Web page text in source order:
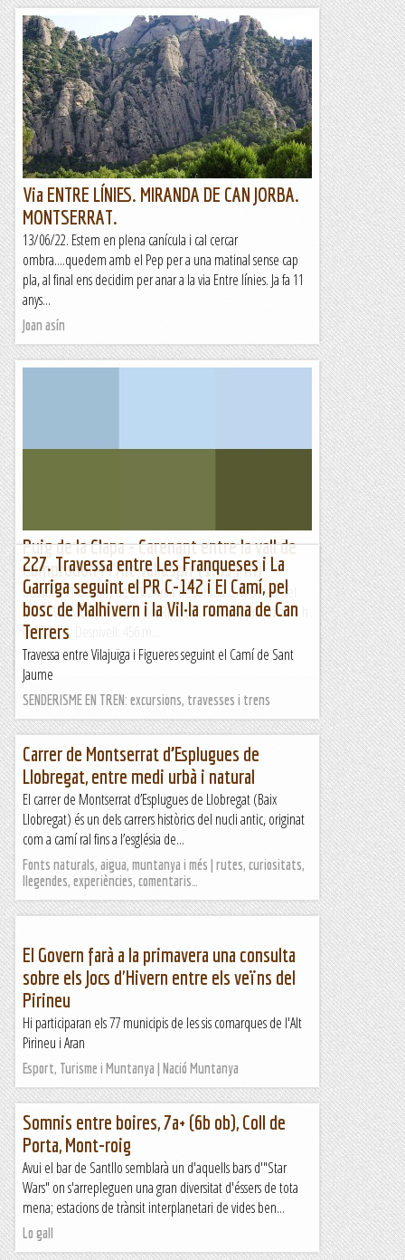
Via ENTRE LÍNIES. MIRANDA DE CAN JORBA.
MONTSERRAT.
13/06/22. Estem en plena canícula i cal cercar
ombra....quedem amb el Pep per a una matinal sense cap
pla, al final ens decidim per anar a la via Entre línies. Ja fa 11
anys...
Joan asín
Puig de la Clapa - Carenant entre la vall de
Camprodon i l'Alt Vallespir (1.654 m)
Dissabte 11 de juny de 2022Hora de sortida: 2/4 de set del
matí. Ubicació: Comarca del Ripollès. Temps aproximat: 4 h
(10,3 km) Desnivell: 456 m...
Maifemcim.cat
227. Travessa entre Les Franqueses i La
Garriga seguint el PR C-142 i El Camí, pel
bosc de Malhivern i la Vil·la romana de Can
Terrers
Travessa entre Vilajuïga i Figueres seguint el Camí de Sant
Jaume
SENDERISME EN TREN: excursions, travesses i trens
Carrer de Montserrat d’Esplugues de
Llobregat, entre medi urbà i natural
El carrer de Montserrat d’Esplugues de Llobregat (Baix
Llobregat) és un dels carrers històrics del nucli antic, originat
com a camí ral fins a l’església de...
Fonts naturals, aigua, muntanya i més | rutes, curiositats,
llegendes, experiències, comentaris…
El Govern farà a la primavera una consulta
sobre els Jocs d'Hivern entre els veïns del
Pirineu
Hi participaran els 77 municipis de les sis comarques de l'Alt
Pirineu i Aran
Esport, Turisme i Muntanya | Nació Muntanya
Somnis entre boires, 7a+ (6b ob), Coll de
Porta, Mont-roig
Avui el bar de Santllo semblarà un d'aquells bars d'"Star
Wars" on s'arrepleguen una gran diversitat d'éssers de tota
mena; estacions de trànsit interplanetari de vides ben...
Lo gall